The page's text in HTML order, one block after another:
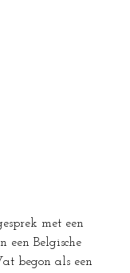
met een
een Belgische
begon als een